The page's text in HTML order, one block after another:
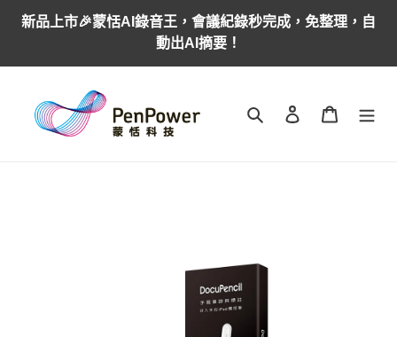
新品上市🎉蒙恬AI錄音王，會議紀錄秒完成，免整理，自
動出AI摘要！
搜尋 登入 購物車